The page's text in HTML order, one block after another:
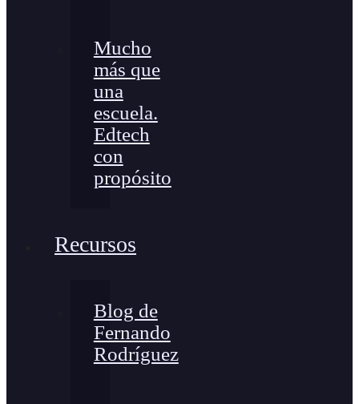
Mucho
más que
una
escuela.
Edtech
con
propósito
Recursos
Blog de
Fernando
Rodríguez